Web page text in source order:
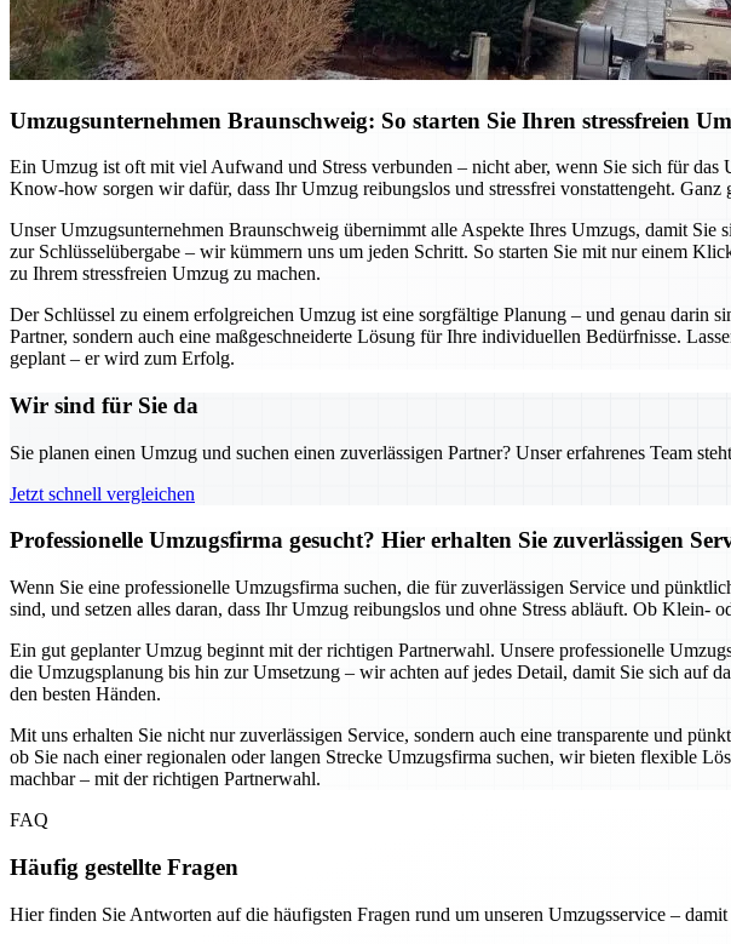
Umzugsunternehmen Braunschweig: So starten Sie Ihren stressfreien
Ein Umzug ist oft mit viel Aufwand und Stress verbunden – nicht aber, wenn Sie sich für
Know-how sorgen wir dafür, dass Ihr Umzug reibungslos und stressfrei vonstattengeht.
Unser Umzugsunternehmen Braunschweig übernimmt alle Aspekte Ihres Umzugs, damit Sie
zur Schlüsselübergabe – wir kümmern uns um jeden Schritt. So starten Sie mit nur einem
zu Ihrem stressfreien Umzug zu machen.
Der Schlüssel zu einem erfolgreichen Umzug ist eine sorgfältige Planung – und genau darin
Partner, sondern auch eine maßgeschneiderte Lösung für Ihre individuellen Bedürfnisse.
geplant – er wird zum Erfolg.
Wir sind für Sie da
Sie planen einen Umzug und suchen einen zuverlässigen Partner? Unser erfahrenes Team
Jetzt schnell vergleichen
Professionelle Umzugsfirma gesucht? Hier erhalten Sie zuverlässigen
Wenn Sie eine professionelle Umzugsfirma suchen, die für zuverlässigen Service und
sind, und setzen alles daran, dass Ihr Umzug reibungslos und ohne Stress abläuft. Ob Klein-
Ein gut geplanter Umzug beginnt mit der richtigen Partnerwahl. Unsere professionelle
die Umzugsplanung bis hin zur Umsetzung – wir achten auf jedes Detail, damit Sie sich auf
den besten Händen.
Mit uns erhalten Sie nicht nur zuverlässigen Service, sondern auch eine transparente und
ob Sie nach einer regionalen oder langen Strecke Umzugsfirma suchen, wir bieten flexible
machbar – mit der richtigen Partnerwahl.
FAQ
Häufig gestellte Fragen
Hier finden Sie Antworten auf die häufigsten Fragen rund um unseren Umzugsservice – damit